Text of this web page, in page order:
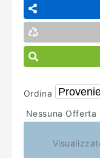
Ordina
Nessuna